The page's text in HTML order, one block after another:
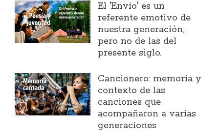
El 'Envío' es un
referente emotivo de
nuestra generación,
pero no de las del
presente siglo.
Cancionero: memoria y
contexto de las
canciones que
acompañaron a varias
generaciones